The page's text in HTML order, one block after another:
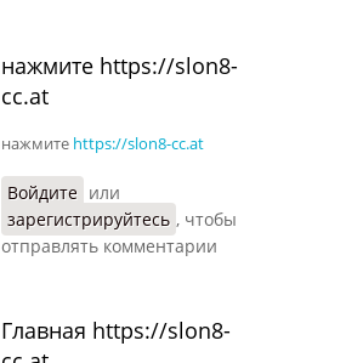
нажмите https://slon8-
cc.at
нажмите https://slon8-cc.at
Войдите или
зарегистрируйтесь , чтобы
отправлять комментарии
Главная https://slon8-